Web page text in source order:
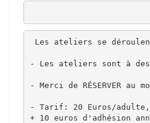
Les ateliers se
- Les ateliers sont à
- Merci de RÉSERVER
- Tarif: 20 Euros/
+ 10 euros d'adhésion